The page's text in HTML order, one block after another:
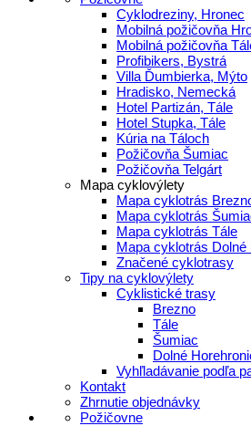
Cyklodreziny, Hronec
Mobilná požičovňa
Mobilná požičovňa
Profibikers, Bystrá
Villa Ďumbierka, Mýto
Hradisko, Nemecká
Hotel Partizán, Tále
Hotel Stupka, Tále
Kúria na Táloch
Požičovňa Šumiac
Požičovňa Telgárt
Mapa cyklovýlety
Mapa cyklotrás
Mapa cyklotrás
Mapa cyklotrás Tále
Mapa cyklotrás Dolné
Značené cyklotrasy
Tipy na cyklovýlety
Cyklistické trasy
Brezno
Tále
Šumiac
Dolné
Vyhľladávanie podľa
Kontakt
Zhrnutie objednávky
Požičovne